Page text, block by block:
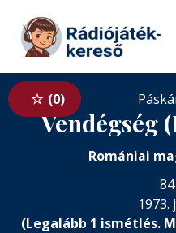
Tovább a tartalomhoz
0
Vendégség
Romániai
1973.
(Legalább 1 ismétlés.